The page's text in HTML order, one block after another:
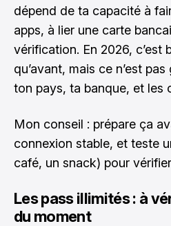
dépend de ta capacité à
apps, à lier une carte
vérification. En 2026, c’est
qu’avant, mais ce n’est
ton pays, ta banque, et les
Mon conseil : prépare ça
connexion stable, et teste
café, un snack) pour
Les pass illimités : à
du moment